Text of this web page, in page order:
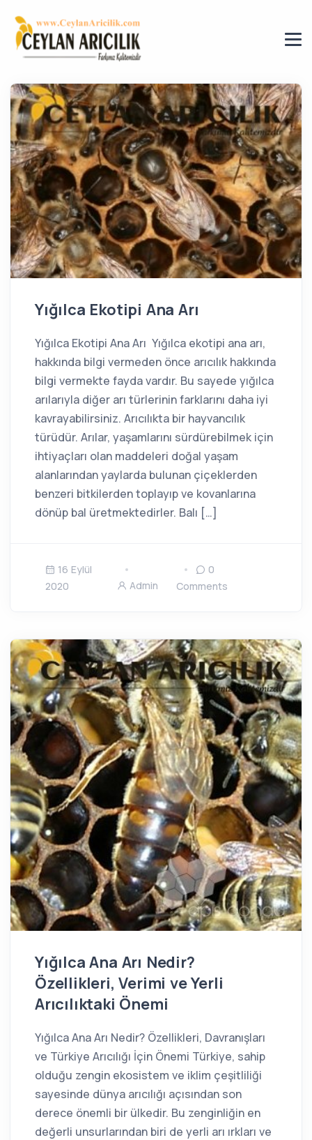
Yığılca Ekotipi Ana Arı
Yığılca Ekotipi Ana Arı Yığılca ekotipi ana arı,
hakkında bilgi vermeden önce arıcılık hakkında
bilgi vermekte fayda vardır. Bu sayede yığılca
arılarıyla diğer arı türlerinin farklarını daha iyi
kavrayabilirsiniz. Arıcılıkta bir hayvancılık
türüdür. Arılar, yaşamlarını sürdürebilmek için
ihtiyaçları olan maddeleri doğal yaşam
alanlarından yaylarda bulunan çiçeklerden
benzeri bitkilerden toplayıp ve kovanlarına
dönüp bal üretmektedirler. Balı […]
16 Eylül
2020
Admin
0
Comments
Yığılca Ana Arı Nedir?
Özellikleri, Verimi ve Yerli
Arıcılıktaki Önemi
Yığılca Ana Arı Nedir? Özellikleri, Davranışları
ve Türkiye Arıcılığı İçin Önemi Türkiye, sahip
olduğu zengin ekosistem ve iklim çeşitliliği
sayesinde dünya arıcılığı açısından son
derece önemli bir ülkedir. Bu zenginliğin en
değerli unsurlarından biri de yerli arı ırkları ve